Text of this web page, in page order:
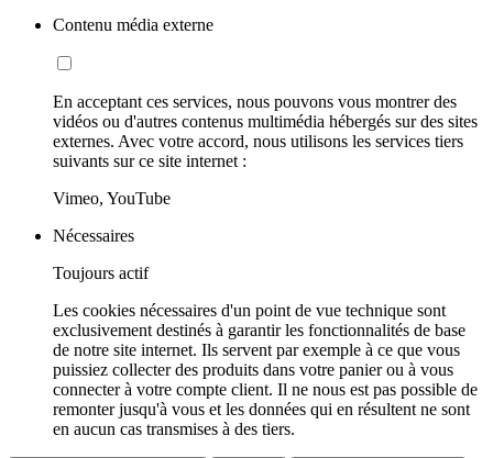
Contenu média externe
En acceptant ces services, nous pouvons vous montrer des
vidéos ou d'autres contenus multimédia hébergés sur des sites
externes. Avec votre accord, nous utilisons les services tiers
suivants sur ce site internet :
Vimeo, YouTube
Nécessaires
Toujours actif
Les cookies nécessaires d'un point de vue technique sont
exclusivement destinés à garantir les fonctionnalités de base
de notre site internet. Ils servent par exemple à ce que vous
puissiez collecter des produits dans votre panier ou à vous
connecter à votre compte client. Il ne nous est pas possible de
remonter jusqu'à vous et les données qui en résultent ne sont
en aucun cas transmises à des tiers.